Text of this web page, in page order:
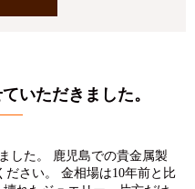
いただきました。
した。 鹿児島での貴金属製
さい。 金相場は10年前と比